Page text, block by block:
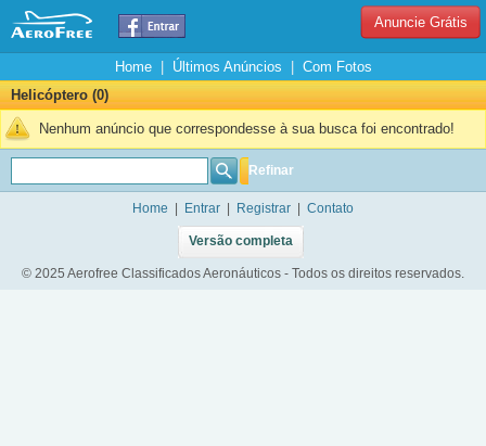
Anuncie Grátis
Home| Últimos Anúncios
Com Fotos
Helicóptero (0)
Nenhum anúncio que correspondesse à sua busca foi encontrado!
Refinar
Home Entrar Registrar Contato
Versão completa
© 2025 Aerofree Classificados Aeronáuticos - Todos os direitos reservados.